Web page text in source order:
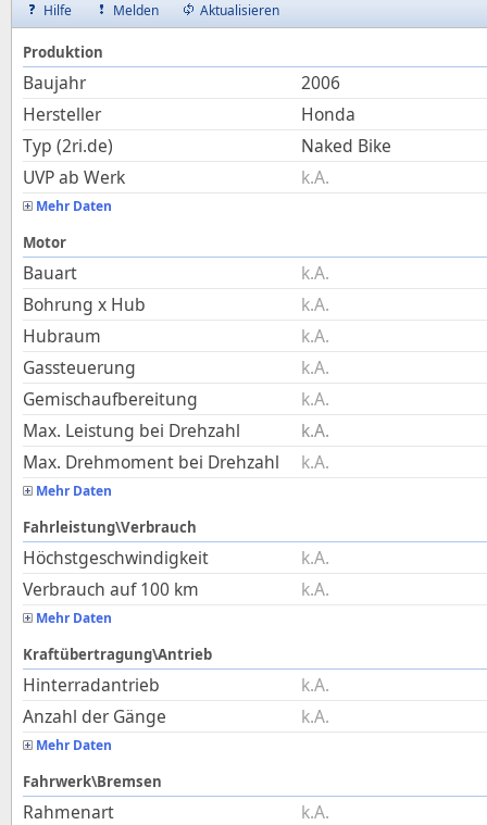
Hilfe Melden Aktualisieren
Produktion
Baujahr
2006
Hersteller
Honda
Typ (2ri.de)
Naked Bike
UVP ab Werk
k.A.
Mehr Daten
Motor
Bauart
k.A.
Bohrung x Hub
k.A.
Hubraum
k.A.
Gassteuerung
k.A.
Gemischaufbereitung
k.A.
Max. Leistung bei Drehzahl
k.A.
Max. Drehmoment bei Drehzahl
k.A.
Mehr Daten
Fahrleistung\Verbrauch
Höchstgeschwindigkeit
k.A.
Verbrauch auf 100 km
k.A.
Mehr Daten
Kraftübertragung\Antrieb
Hinterradantrieb
k.A.
Anzahl der Gänge
k.A.
Mehr Daten
Fahrwerk\Bremsen
Rahmenart
k.A.